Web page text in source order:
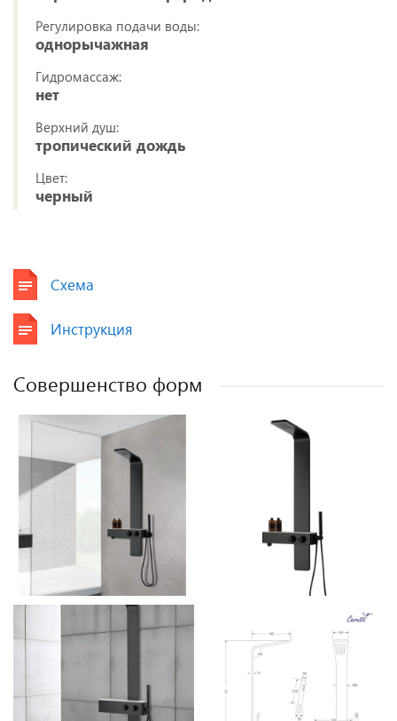
Регулировка подачи воды:
однорычажная
Гидромассаж:
нет
Верхний душ:
тропический дождь
Цвет:
черный
Схема
Инструкция
Совершенство форм